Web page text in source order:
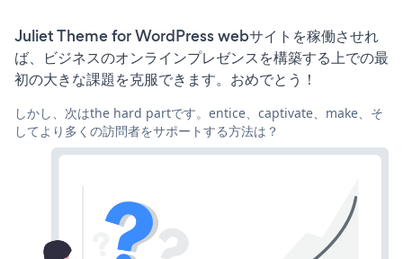
Juliet Theme for WordPress webサイトを稼働させれ
ば、ビジネスのオンラインプレゼンスを構築する上での最
初の大きな課題を克服できます。おめでとう！
しかし、次はthe hard partです。entice、captivate、make、そ
してより多くの訪問者をサポートする方法は？